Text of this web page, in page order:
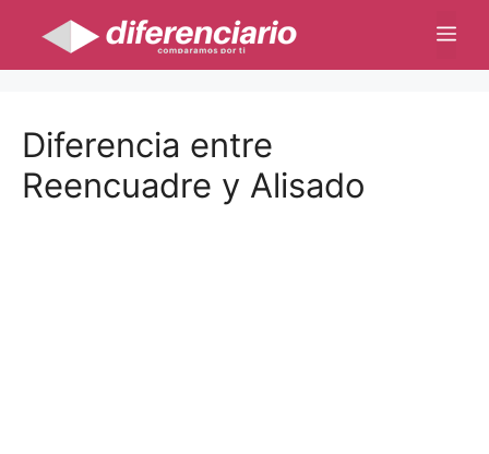
contenido
Diferencia entre
Reencuadre y Alisado